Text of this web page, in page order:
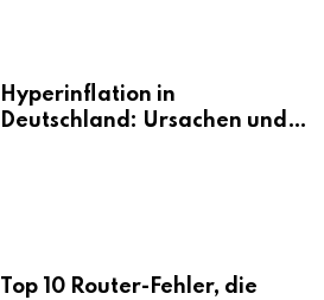
Hyperinflation in
Deutschland: Ursachen und
Top 10 Router-Fehler, die